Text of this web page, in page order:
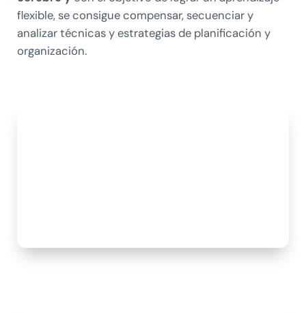
flexible, se consigue compensar, secuenciar y
analizar técnicas y estrategias de planificación y
organización.